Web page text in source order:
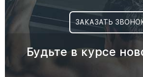
ЗАКАЗАТЬ
Будьте в курсе